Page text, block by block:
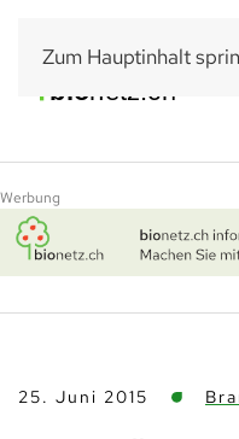
Zum Hauptinhalt
Werbung
25. Juni 2015